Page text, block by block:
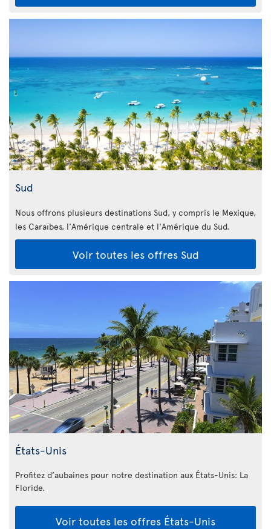
Sud
Nous offrons plusieurs destinations Sud, y compris le Mexique,
les Caraïbes, l'Amérique centrale et l'Amérique du Sud.
Voir toutes les offres Sud
États-Unis
Profitez d’aubaines pour notre destination aux États-Unis: La
Floride.
Voir toutes les offres États-Unis